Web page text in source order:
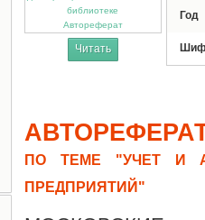
Автореферат
Читать
Год
ПО ТЕМЕ "УЧЕТ И
ПРЕДПРИЯТИЙ"